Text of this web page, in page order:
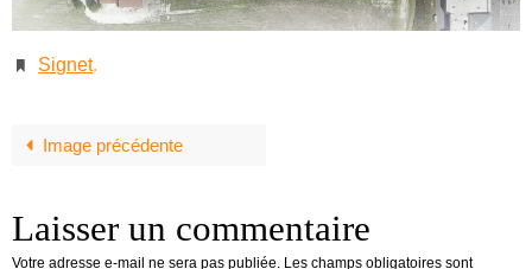
Signet.
Image précédente
Laisser un commentaire
Votre adresse e-mail ne sera pas publiée. Les champs obligatoires sont